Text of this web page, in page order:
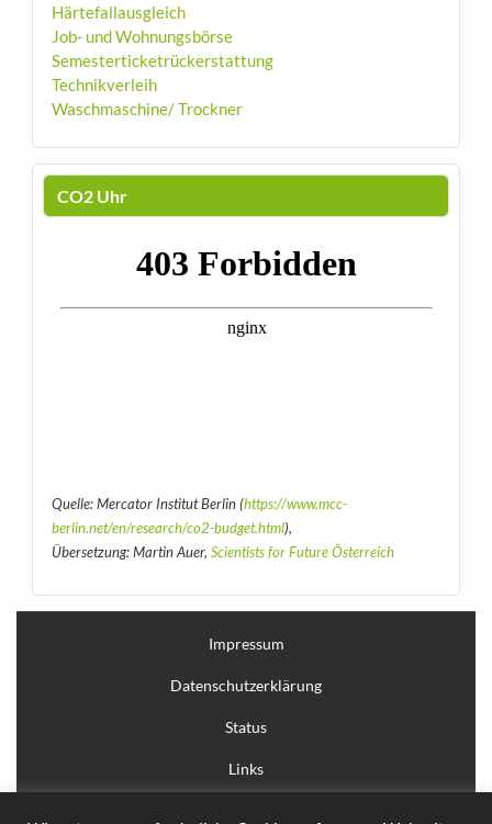
Härtefallausgleich
Job- und Wohnungsbörse
Semesterticketrückerstattung
Technikverleih
Waschmaschine/ Trockner
CO2 Uhr
Quelle: Mercator Institut Berlin (https://www.mcc-
berlin.net/en/research/co2-budget.html),
Übersetzung: Martin Auer, Scientists for Future Österreich
Impressum
Datenschutzerklärung
Status
Links